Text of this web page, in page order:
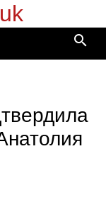
search